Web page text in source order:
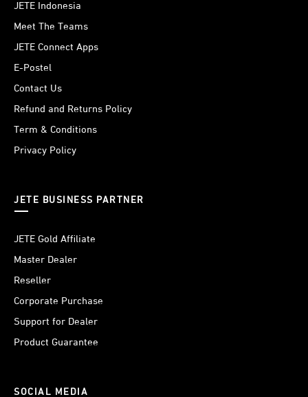
JETE Indonesia
Meet The Teams
JETE Connect Apps
E-Postel
Contact Us
Refund and Returns Policy
Term & Conditions
Privacy Policy
JETE BUSINESS PARTNER
JETE Gold Affiliate
Master Dealer
Reseller
Corporate Purchase
Support for Dealer
Product Guarantee
SOCIAL MEDIA